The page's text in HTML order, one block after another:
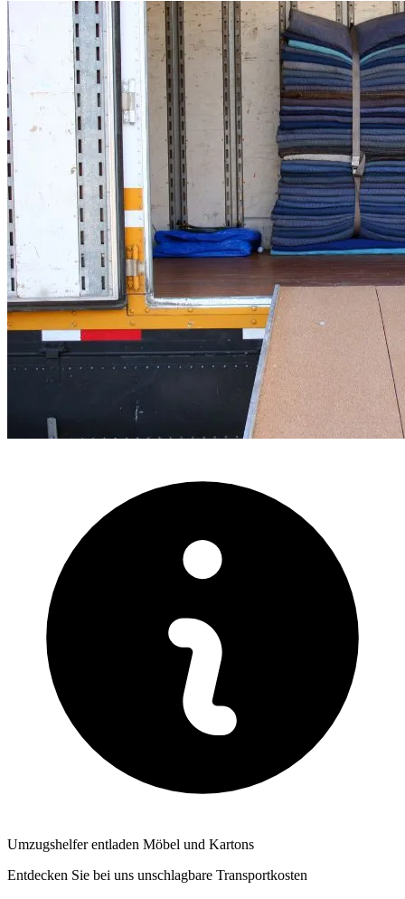
Umzugshelfer entladen Möbel und Kartons
Entdecken Sie bei uns unschlagbare Transportkosten